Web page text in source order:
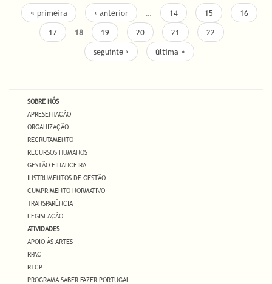
a projetos de investigação, formação e ações estratégicas de
mediação
PÁGINAS
« primeira ‹ anterior … 14 15
16
17
18 19 20 21 22
…
seguinte ›
última »
SOBRE NÓS
APRESENTAÇÃO
ORGANIZAÇÃO
RECRUTAMENTO
RECURSOS HUMANOS
GESTÃO FINANCEIRA
INSTRUMENTOS DE GESTÃO
CUMPRIMENTO NORMATIVO
TRANSPARÊNCIA
LEGISLAÇÃO
ATIVIDADES
APOIO ÀS ARTES
RPAC
RTCP
PROGRAMA SABER FAZER PORTUGAL